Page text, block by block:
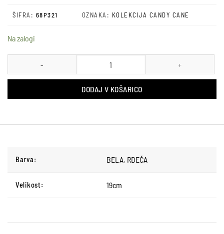
ŠIFRA: 68P321 OZNAKA: KOLEKCIJA CANDY CANE
Na zalogi
DODAJ V KOŠARICO
Barva: BELA, RDEČA
Velikost: 19cm